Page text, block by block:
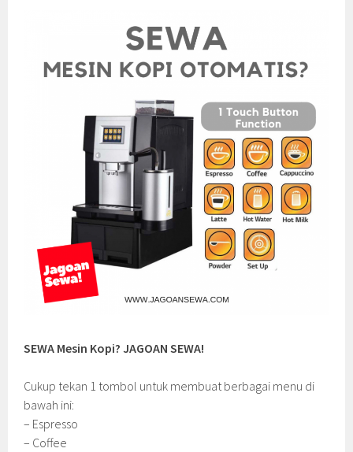
SEWA Mesin Kopi? JAGOAN SEWA!
Cukup tekan 1 tombol untuk membuat berbagai menu di
bawah ini:
– Espresso
– Coffee